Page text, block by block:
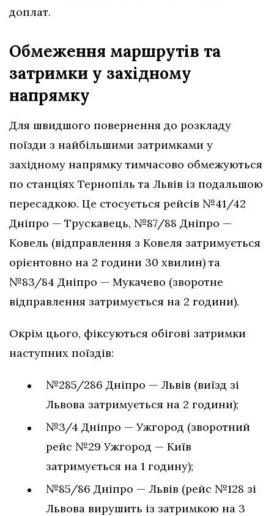
доплат.
Обмеження маршрутів та
затримки у західному
напрямку
Для швидшого повернення до розкладу
поїзди з найбільшими затримками у
західному напрямку тимчасово обмежуються
по станціях Тернопіль та Львів із подальшою
пересадкою. Це стосується рейсів №41/42
Дніпро — Трускавець, №87/88 Дніпро —
Ковель (відправлення з Ковеля затримується
орієнтовно на 2 години 30 хвилин) та
№83/84 Дніпро — Мукачево (зворотне
відправлення затримується на 2 години).
Окрім цього, фіксуються обігові затримки
наступних поїздів:
№285/286 Дніпро — Львів (виїзд зі
Львова затримується на 2 години);
№3/4 Дніпро — Ужгород (зворотний
рейс №29 Ужгород — Київ
затримується на 1 годину);
№85/86 Дніпро — Львів (рейс №128 зі
Львова вирушить із затримкою на 3